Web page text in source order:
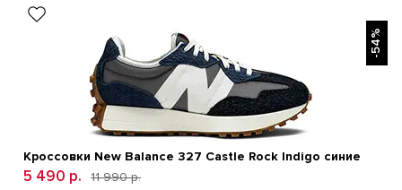
-54%
Кроссовки New Balance 327 Castle Rock Indigo синие
5 490 р.
11 990 р.